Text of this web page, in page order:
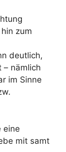
zum
deutlich,
– nämlich
im Sinne
eine
mit samt